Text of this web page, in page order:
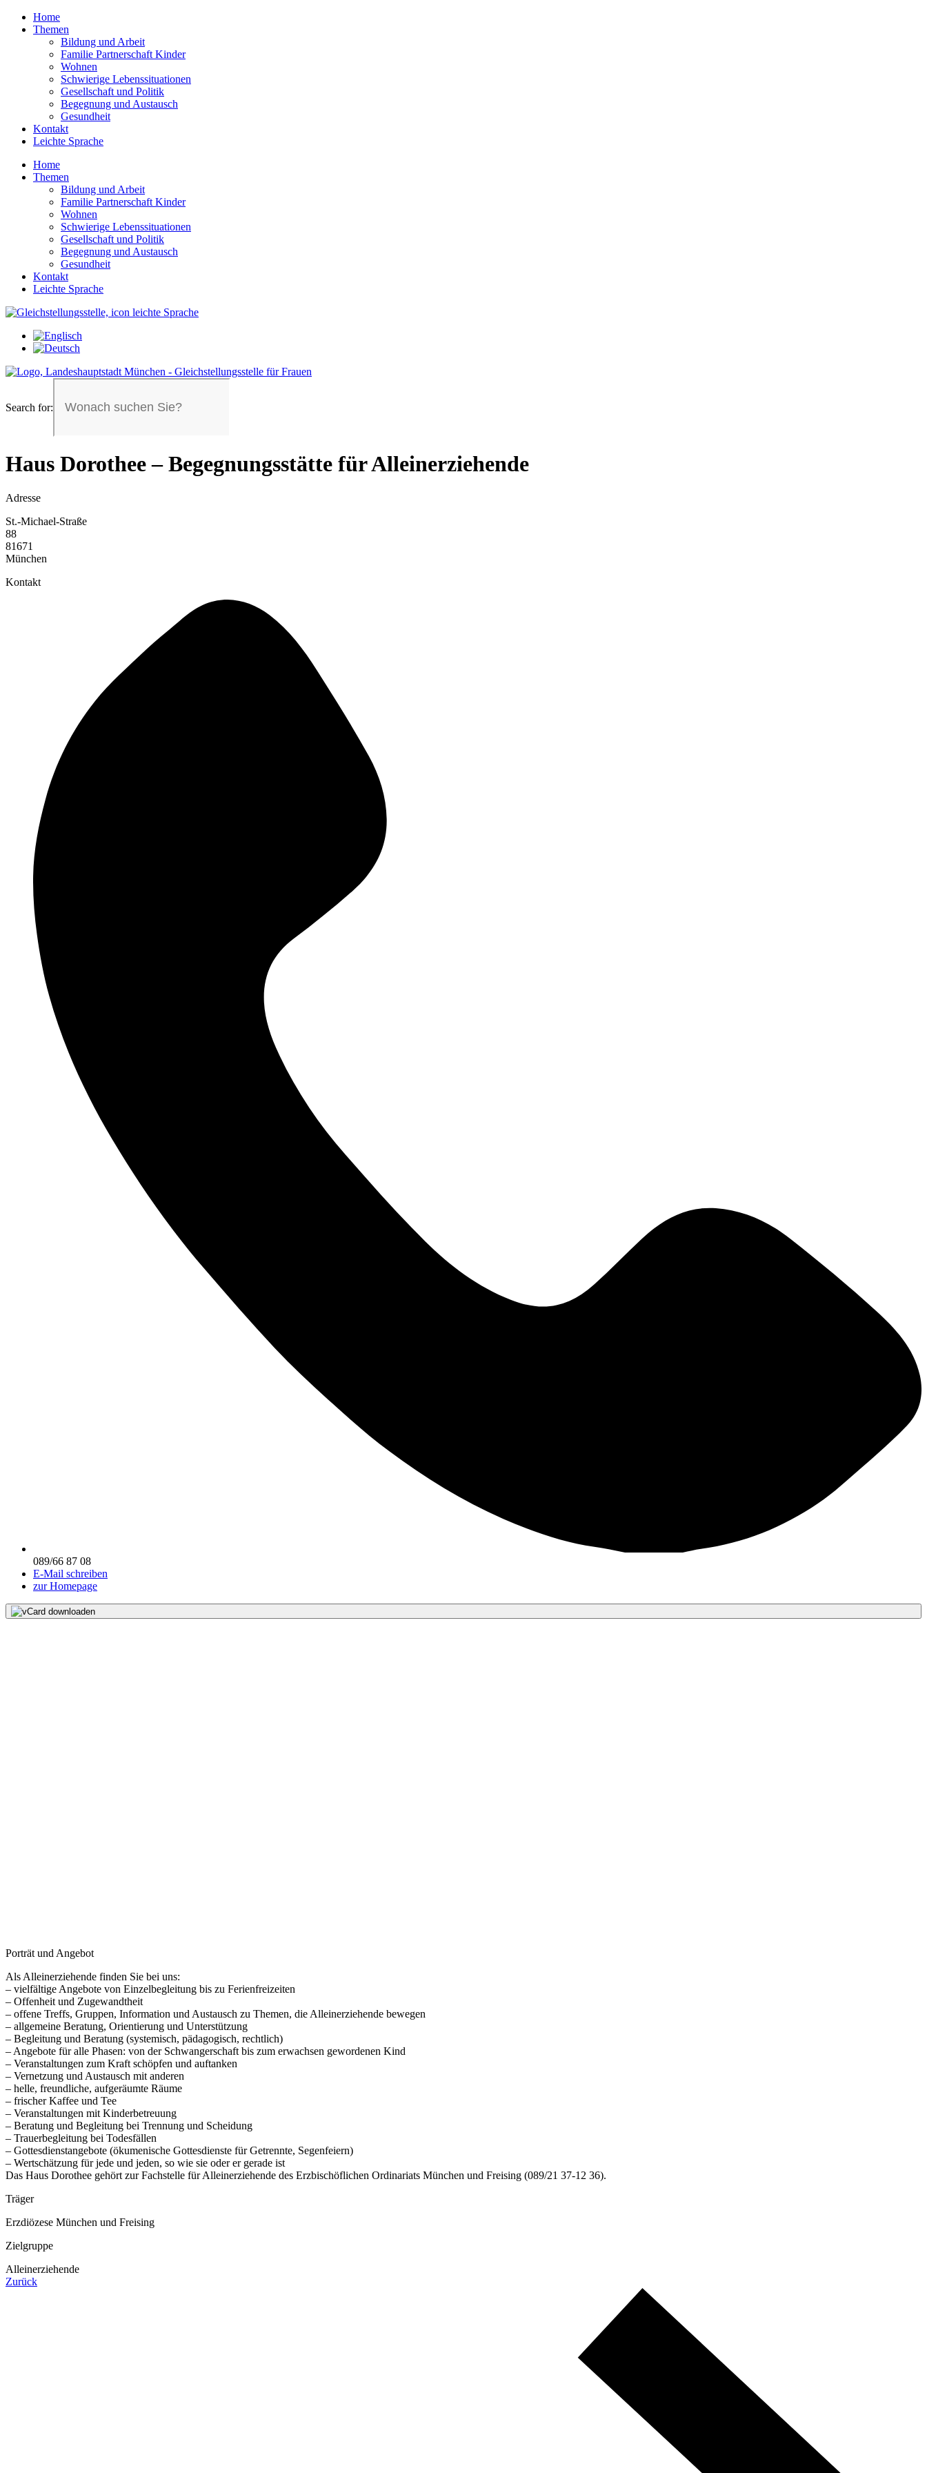
Home
Themen
Bildung und Arbeit
Familie Partnerschaft Kinder
Wohnen
Schwierige Lebens­situationen
Gesellschaft und Politik
Begegnung und Austausch
Gesundheit
Kontakt
Leichte Sprache
Home
Themen
Bildung und Arbeit
Familie Partnerschaft Kinder
Wohnen
Schwierige Lebens­situationen
Gesellschaft und Politik
Begegnung und Austausch
Gesundheit
Kontakt
Leichte Sprache
Search for:
Haus Dorothee – Begegnungsstätte für Alleinerziehende
Adresse
St.-Michael-Straße
88
81671
München
Kontakt
089/66 87 08
E-Mail schreiben
zur Homepage
vCard downloaden
Porträt und Angebot
Als Alleinerziehende finden Sie bei uns:
– vielfältige Angebote von Einzelbegleitung bis zu Ferienfreizeiten
– Offenheit und Zugewandtheit
– offene Treffs, Gruppen, Information und Austausch zu Themen, die Alleinerziehende bewegen
– allgemeine Beratung, Orientierung und Unterstützung
– Begleitung und Beratung (systemisch, pädagogisch, rechtlich)
– Angebote für alle Phasen: von der Schwangerschaft bis zum erwachsen gewordenen Kind
– Veranstaltungen zum Kraft schöpfen und auftanken
– Vernetzung und Austausch mit anderen
– helle, freundliche, aufgeräumte Räume
– frischer Kaffee und Tee
– Veranstaltungen mit Kinderbetreuung
– Beratung und Begleitung bei Trennung und Scheidung
– Trauerbegleitung bei Todesfällen
– Gottesdienstangebote (ökumenische Gottesdienste für Getrennte, Segenfeiern)
– Wertschätzung für jede und jeden, so wie sie oder er gerade ist
Das Haus Dorothee gehört zur Fachstelle für Alleinerziehende des Erzbischöflichen Ordinariats München und Freising (089/21 37-12 36).
Träger
Erzdiözese München und Freising
Zielgruppe
Alleinerziehende
Zurück